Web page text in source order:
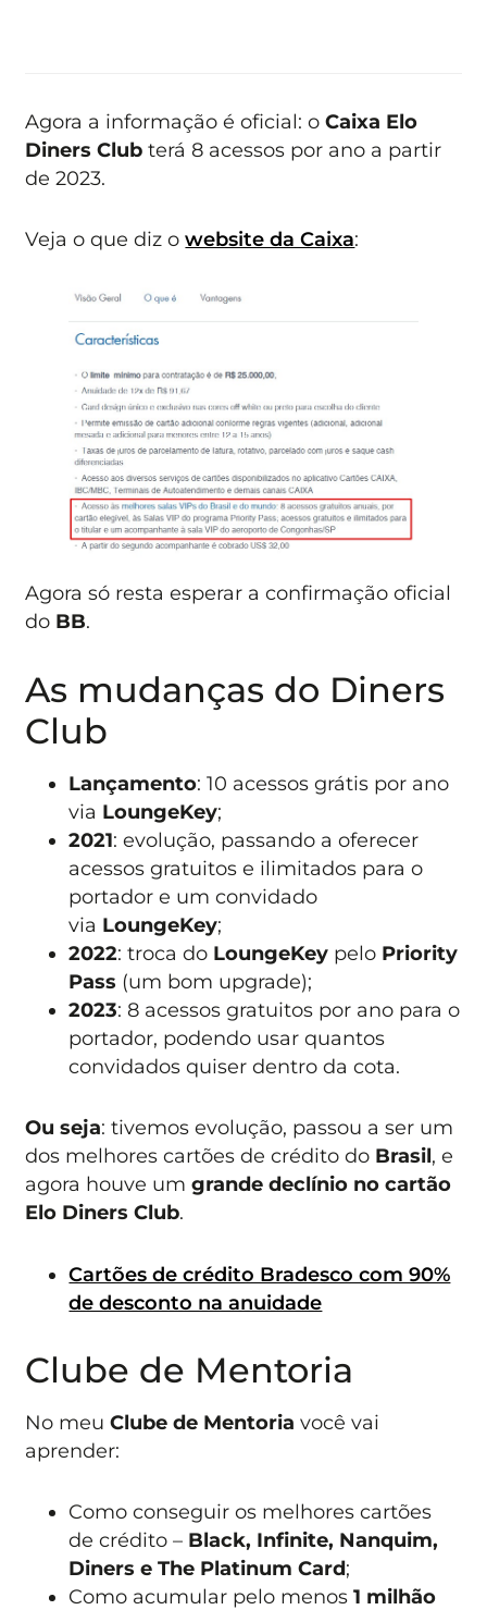
Agora a informação é oficial: oCaixa Elo
Diners Club terá 8 acessos por ano a partir
de 2023.
Veja o que diz owebsite da Caixa:
Agora só resta esperar a confirmação oficial
do BB.
As mudanças do Diners
Club
Lançamento: 10 acessos grátis por ano
via LoungeKey;
2021: evolução, passando a oferecer
acessos gratuitos e ilimitados para o
portador e um convidado
via LoungeKey;
2022: troca do LoungeKey pelo Priority
Pass (um bom upgrade);
2023: 8 acessos gratuitos por ano para o
portador, podendo usar quantos
convidados quiser dentro da cota.
Ou seja: tivemos evolução, passou a ser um
dos melhores cartões de crédito do Brasil, e
agora houve umgrande declínio no cartão
Elo Diners Club.
Cartões de crédito Bradesco com 90%
de desconto na anuidade
Clube de Mentoria
No meuClube de Mentoria você vai
aprender:
Como conseguir os melhores cartões
de crédito – Black, Infinite, Nanquim,
Diners e The Platinum Card;
Como acumular pelo menos1 milhão